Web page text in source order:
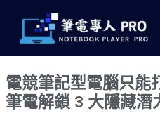
內
容
電競筆記型電腦只能
筆電解鎖 3 大隱藏潛